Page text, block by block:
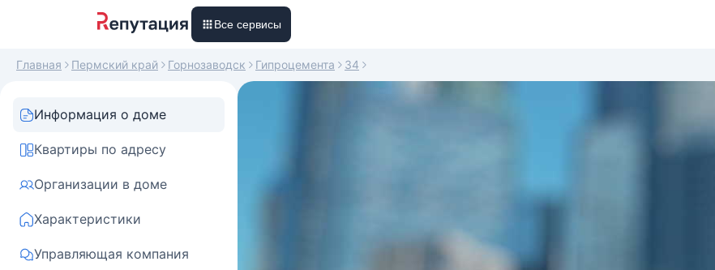
Все сервисы
Главная Пермский край Горнозаводск Гипроцемента 34
Информация о доме
Квартиры по адресу
Организации в доме
Характеристики
Управляющая компания